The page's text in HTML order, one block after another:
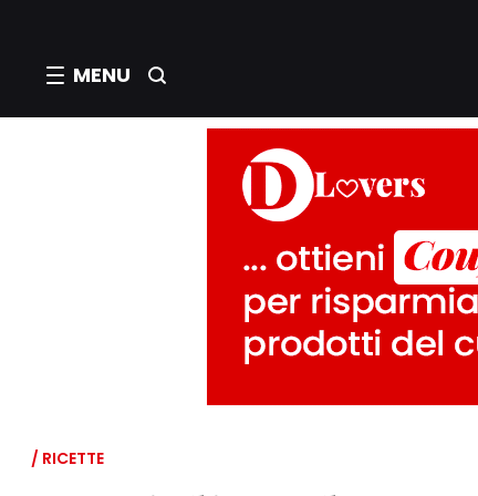
MENU
/ RICETTE